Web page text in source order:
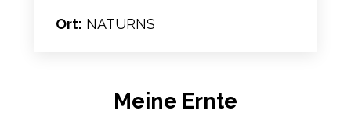
Ort: NATURNS
Meine Ernte